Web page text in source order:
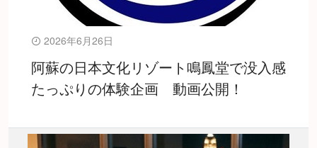
2026年6月26日
阿蘇の日本文化リゾート鳴鳳堂で没入感
たっぷりの体験企画 動画公開！